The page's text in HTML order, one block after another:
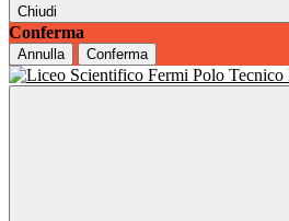
Chiudi
Conferma
Annulla Conferma